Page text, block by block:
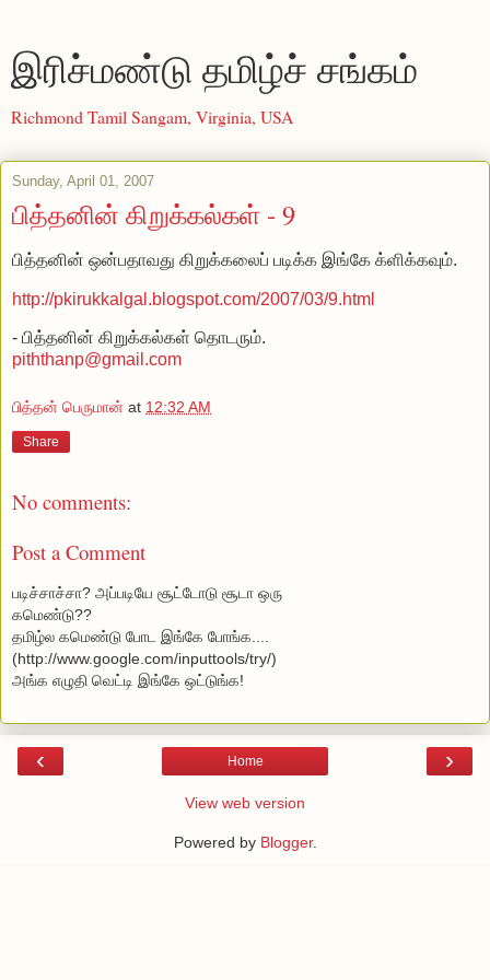
இரிச்மண்டு தமிழ்ச் சங்கம்
Richmond Tamil Sangam, Virginia, USA
Sunday, April 01, 2007
பித்தனின் கிறுக்கல்கள் - 9
பித்தனின் ஒன்பதாவது கிறுக்கலைப் படிக்க இங்கே க்ளிக்கவும்.
http://pkirukkalgal.blogspot.com/2007/03/9.html
- பித்தனின் கிறுக்கல்கள் தொடரும்.
piththanp@gmail.com
பித்தன் பெருமான் at 12:32 AM
Share
No comments:
Post a Comment
படிச்சாச்சா? அப்படியே சூட்டோடு சூடா ஒரு
கமெண்டு??
தமிழ்ல கமெண்டு போட இங்கே போங்க...
(http://www.google.com/inputtools/try/)
அங்க எழுதி வெட்டி இங்கே ஒட்டுங்க!
‹ ›
Home
View web version
Powered by Blogger.